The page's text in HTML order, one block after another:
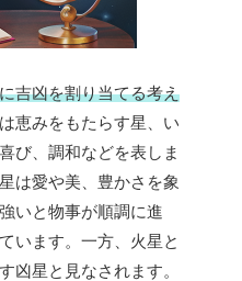
吉凶を割り当てる考え
恵みをもたらす星、い
び、調和などを表しま
は愛や美、豊かさを象
いと物事が順調に進
います。一方、火星と
凶星と見なされます。